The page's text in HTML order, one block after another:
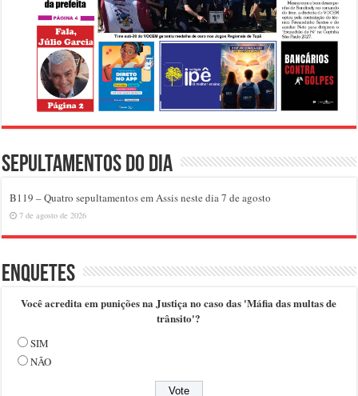
Sepultamentos do dia
B119 – Quatro sepultamentos em Assis neste dia 7 de agosto
7 de agosto de 2026
Enquetes
Você acredita em punições na Justiça no caso das 'Máfia das multas de
trânsito'?
SIM
NÃO